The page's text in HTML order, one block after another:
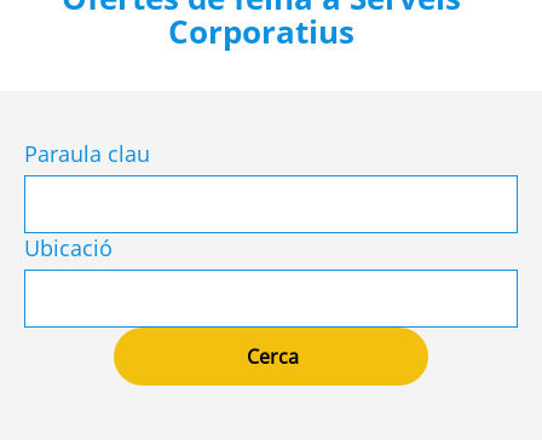
Corporatius
Paraula clau
Ubicació